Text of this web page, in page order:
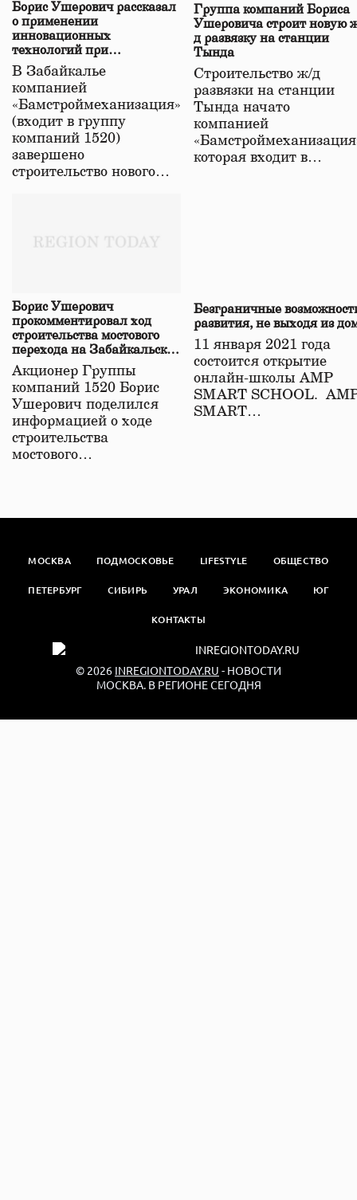
Борис Ушерович рассказал
о применении
инновационных
технологий при
строительстве нового моста
в Забайкалье
В Забайкалье
компанией
«Бамстроймеханизация»
(входит в группу
компаний 1520)
завершено
строительство нового…
Группа компаний Бориса
Ушеровича строит новую
д развязку на станции
Тында
Строительство ж/д
развязки на станции
Тында начато
компанией
которая входит в…
Борис Ушерович
прокомментировал ход
строительства мостового
перехода на Забайкальской
железной дороге
Акционер Группы
компаний 1520 Борис
Ушерович поделился
информацией о ходе
строительства
мостового…
Безграничные
развития, не выходя из
11 января 2021 года
состоится открытие
онлайн-школы АМР
SMART SCHOOL.
SMART…
МОСКВА ПОДМОСКОВЬЕ LIFESTYLE ОБЩЕСТВО
ПЕТЕРБУРГ СИБИРЬ УРАЛ ЭКОНОМИКА ЮГ
КОНТАКТЫ
© 2026 INREGIONTODAY.RU - НОВОСТИ
МОСКВА. В РЕГИОНЕ СЕГОДНЯ